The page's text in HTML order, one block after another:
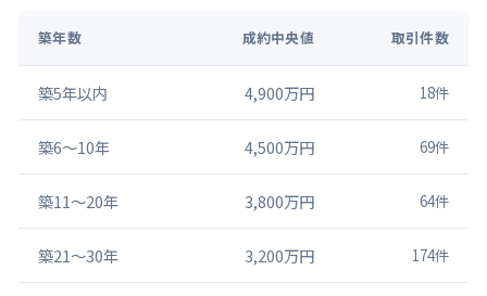
築年数 成約中央値 取引件数
築5年以内 4,900万円 18件
築6〜10年 4,500万円 69件
築11〜20年 3,800万円 64件
築21〜30年 3,200万円 174件